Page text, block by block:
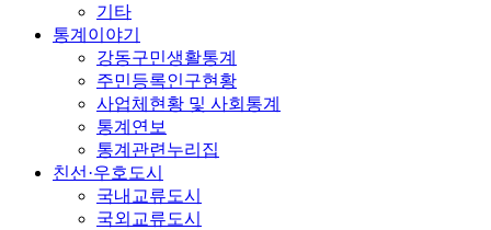
기타
통계이야기
강동구민생활통계
주민등록인구현황
사업체현황 및 사회통계
통계연보
통계관련누리집
친선·우호도시
국내교류도시
국외교류도시